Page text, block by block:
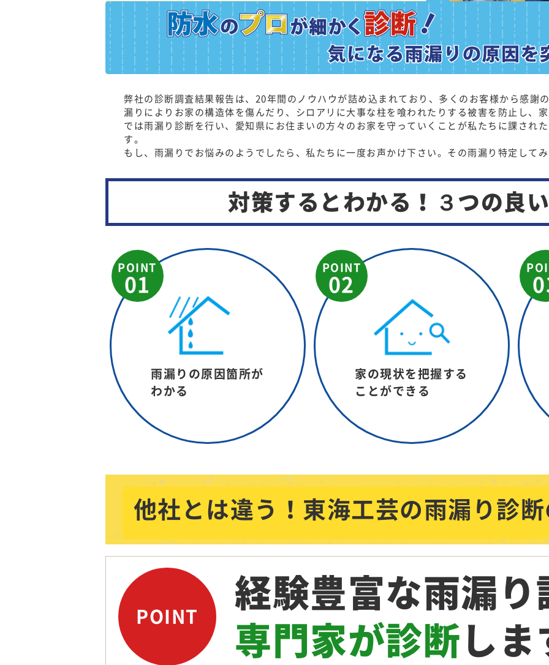
弊社の診断調査結果報告は、20年間のノウハウが詰め込まれており、多くのお客様から感謝
漏りによりお家の構造体を傷んだり、シロアリに大事な柱を喰われたりする被害を防止し、
では雨漏り診断を行い、愛知県にお住まいの方々のお家を守っていくことが私たちに課され
す。
もし、雨漏りでお悩みのようでしたら、私たちに一度お声かけ下さい。その雨漏り特定して
対策するとわかる！ ３つの良
POINT
01
雨漏りの原因箇所が
わかる
POINT
02
家の現状を把握する
ことができる
他社とは違う！東海工芸の雨漏り診
POINT
経験豊富な雨漏り
専門家が診断 しま